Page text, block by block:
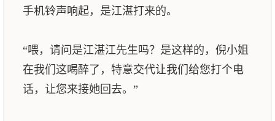
手机铃声响起，是江湛打来的。
“喂，请问是江湛江先生吗？是这样的，倪小姐
在我们这喝醉了，特意交代让我们给您打个电
话，让您来接她回去。”